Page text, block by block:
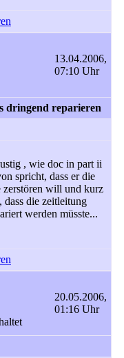
13.04.2006,
07:10 Uhr
dringend reparieren
, wie doc in part ii
spricht, dass er die
zerstören will und kurz
dass die zeitleitung
werden müsste...
20.05.2006,
01:16 Uhr